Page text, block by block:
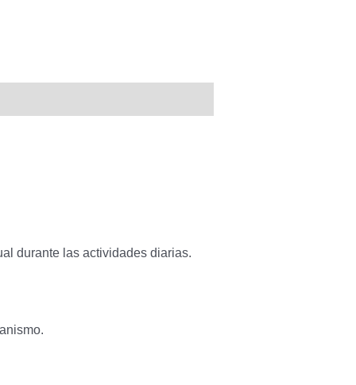
durante las actividades diarias.